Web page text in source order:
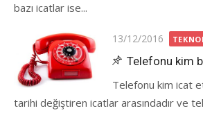
bazı icatlar ise...
Posted
on
13/12/2016
Telefonu kim
Telefonu kim icat
tarihi değiştiren icatlar arasındadır ve